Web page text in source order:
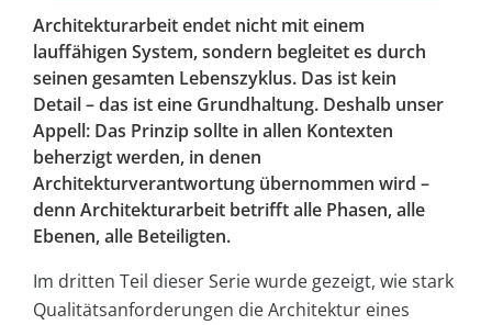
Architekturarbeit endet nicht mit einem
lauffähigen System, sondern begleitet es durch
seinen gesamten Lebenszyklus. Das ist kein
Detail – das ist eine Grundhaltung. Deshalb unser
Appell: Das Prinzip sollte in allen Kontexten
beherzigt werden, in denen
Architekturverantwortung übernommen wird –
denn Architekturarbeit betrifft alle Phasen, alle
Ebenen, alle Beteiligten.
Im dritten Teil dieser Serie wurde gezeigt, wie stark
Qualitätsanforderungen die Architektur eines